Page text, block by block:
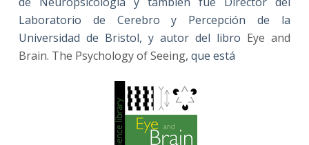
Laboratorio de Cerebro y Percepción de la
Universidad de Bristol, y autor del libro Eye and
Brain. The Psychology of Seeing, que está